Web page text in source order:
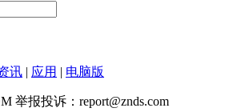
讯 | 应用 | 电脑版
举报投诉：report@znds.com